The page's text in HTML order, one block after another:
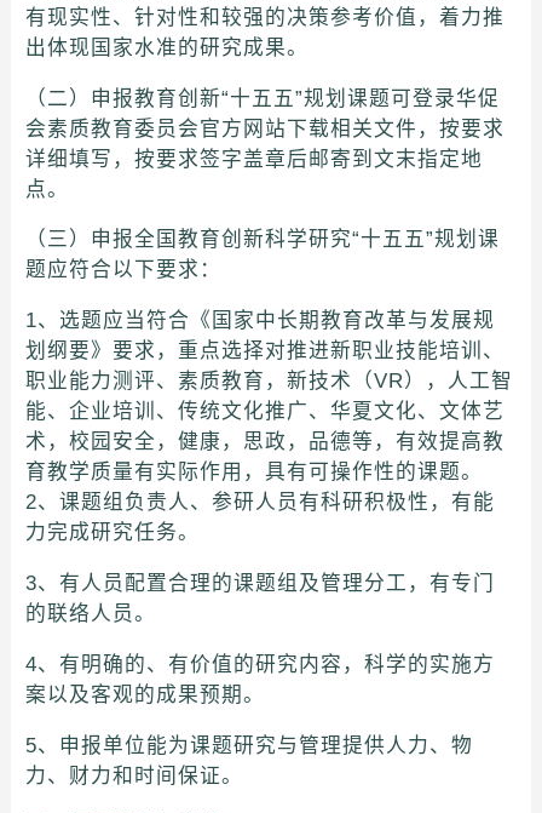
有现实性、针对性和较强的决策参考价值，着力推
出体现国家水准的研究成果。
（二）申报教育创新“十五五”规划课题可登录华促
会素质教育委员会官方网站下载相关文件，按要求
详细填写，按要求签字盖章后邮寄到文末指定地
点。
（三）申报全国教育创新科学研究“十五五”规划课
题应符合以下要求：
1、选题应当符合《国家中长期教育改革与发展规
划纲要》要求，重点选择对推进新职业技能培训、
职业能力测评、素质教育，新技术（VR），人工智
能、企业培训、传统文化推广、华夏文化、文体艺
术，校园安全，健康，思政，品德等，有效提高教
育教学质量有实际作用，具有可操作性的课题。
2、课题组负责人、参研人员有科研积极性，有能
力完成研究任务。
3、有人员配置合理的课题组及管理分工，有专门
的联络人员。
4、有明确的、有价值的研究内容，科学的实施方
案以及客观的成果预期。
5、申报单位能为课题研究与管理提供人力、物
力、财力和时间保证。